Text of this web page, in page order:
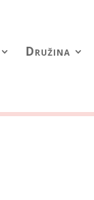
Družina